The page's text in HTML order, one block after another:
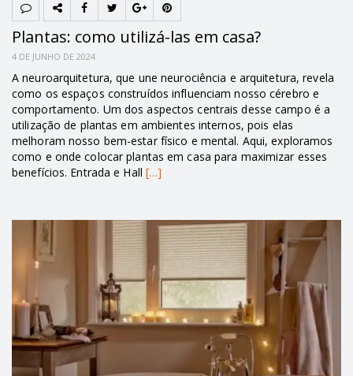
Plantas: como utilizá-las em casa?
4 DE JUNHO DE 2024
A neuroarquitetura, que une neurociência e arquitetura, revela
como os espaços construídos influenciam nosso cérebro e
comportamento. Um dos aspectos centrais desse campo é a
utilização de plantas em ambientes internos, pois elas
melhoram nosso bem-estar físico e mental. Aqui, exploramos
como e onde colocar plantas em casa para maximizar esses
benefícios. Entrada e Hall[…]